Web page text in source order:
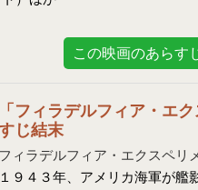
この映画のあらす
「フィラデルフィア・エ
じ結末
フィラデルフィア・エクスペリ
１９４３年、アメリカ海軍が艦